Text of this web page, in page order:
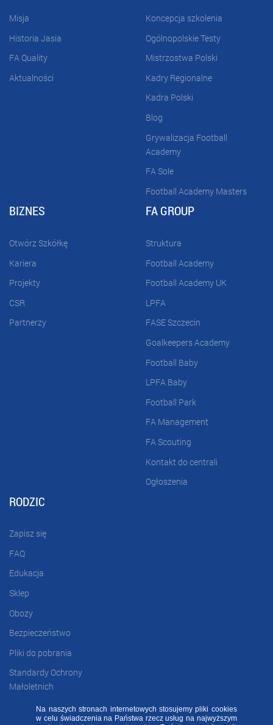
Misja
Historia Jasia
FA Quality
Aktualności
Koncepcja szkolenia
Ogólnopolskie Testy
Mistrzostwa Polski
Kadry Regionalne
Kadra Polski
Blog
Grywalizacja Football
Academy
FA Sole
Football Academy Masters
BIZNES
Otwórz Szkółkę
Kariera
Projekty
CSR
Partnerzy
FA GROUP
Struktura
Football Academy
Football Academy UK
LPFA
FASE Szczecin
Goalkeepers Academy
Football Baby
LPFA Baby
Football Park
FA Management
FA Scouting
Kontakt do centrali
Ogłoszenia
RODZIC
Zapisz się
FAQ
Edukacja
Sklep
Obozy
Bezpieczeństwo
Pliki do pobrania
Standardy Ochrony
Małoletnich
Na naszych stronach internetowych stosujemy pliki cookies
w celu świadczenia na Państwa rzecz usług na najwyższym